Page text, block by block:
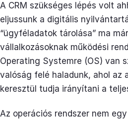
A CRM szükséges lépés volt
eljussunk a digitális
“ügyféladatok tárolása” ma
vállalkozásoknak működési
Operating Systemre (OS) van
valóság felé haladunk, ahol az
keresztül tudja irányítani a
Az operációs rendszer nem